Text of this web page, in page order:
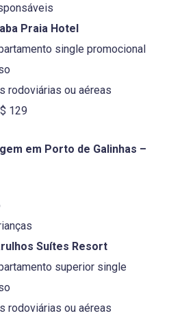
Praia Hotel
single promocional
rodoviárias ou aéreas
129
em Porto de Galinhas –
Suítes Resort
superior single
rodoviárias ou aéreas